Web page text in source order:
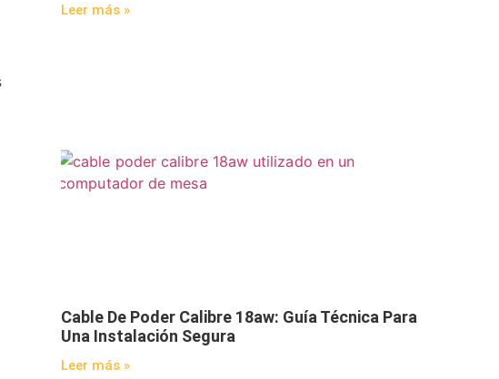
Leer más »
Cable De Poder Calibre 18aw: Guía Técnica Para
Una Instalación Segura
Leer más »